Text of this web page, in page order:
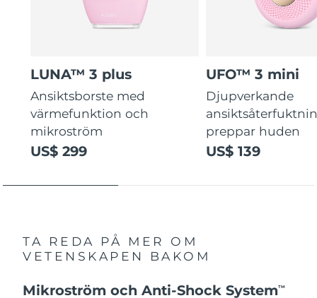
LUNA™ 3 plus
Ansiktsborste med
värmefunktion och
mikroström
US$ 299
UFO™ 3 mini
Djupverkande
preppar huden
US$ 139
TA REDA PÅ MER OM
VETENSKAPEN BAKOM
Mikroström och Anti-Shock SystemTM